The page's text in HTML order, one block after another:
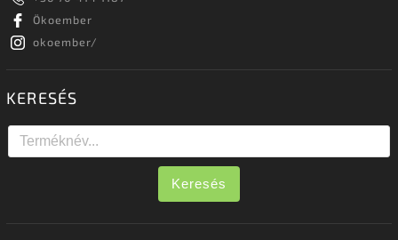
Ökoember
okoember/
KERESÉS
Keresés